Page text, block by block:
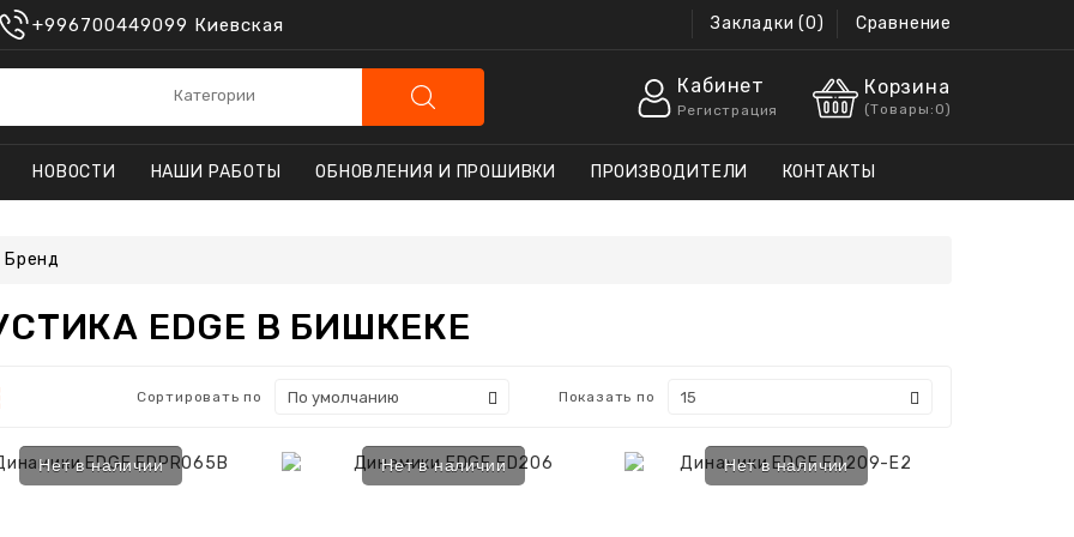
+996700449099 Киевская Сравнение
Закладки (0)
Кабинет
Регистрация
Корзина
(Товары: 0)
НОВОСТИ НАШИ РАБОТЫ ОБНОВЛЕНИЯ И ПРОШИВКИ ПРОИЗВОДИТЕЛИ КОНТАКТЫ
Бренд
EDGE В БИШКЕКЕ
Сортировать по Показать по
Нет в наличии Нет в наличии Нет в наличии